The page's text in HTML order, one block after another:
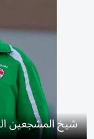
شيخ المشجعين